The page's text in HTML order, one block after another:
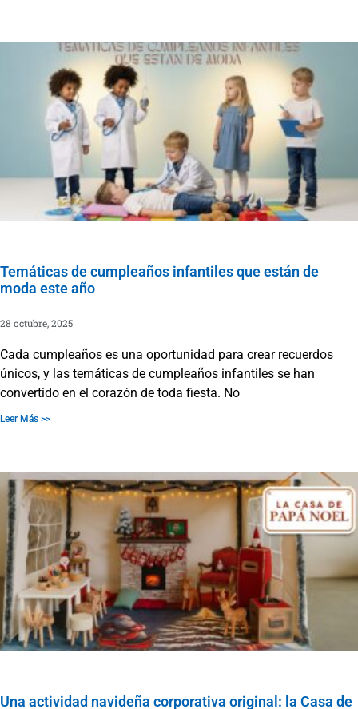
Temáticas de cumpleaños infantiles que están de
moda este año
28 octubre, 2025
Cada cumpleaños es una oportunidad para crear recuerdos
únicos, y las temáticas de cumpleaños infantiles se han
convertido en el corazón de toda fiesta. No
Leer Más >>
Una actividad navideña corporativa original: la Casa de